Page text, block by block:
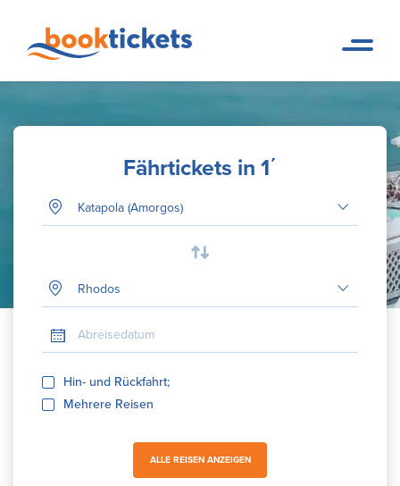
Fährtickets in 1΄
Abfahrtshafen
Dein Ziel
Abreisedatum
Hin- und Rückfahrt;
Mehrere Reisen
ALLE REISEN ANZEIGEN